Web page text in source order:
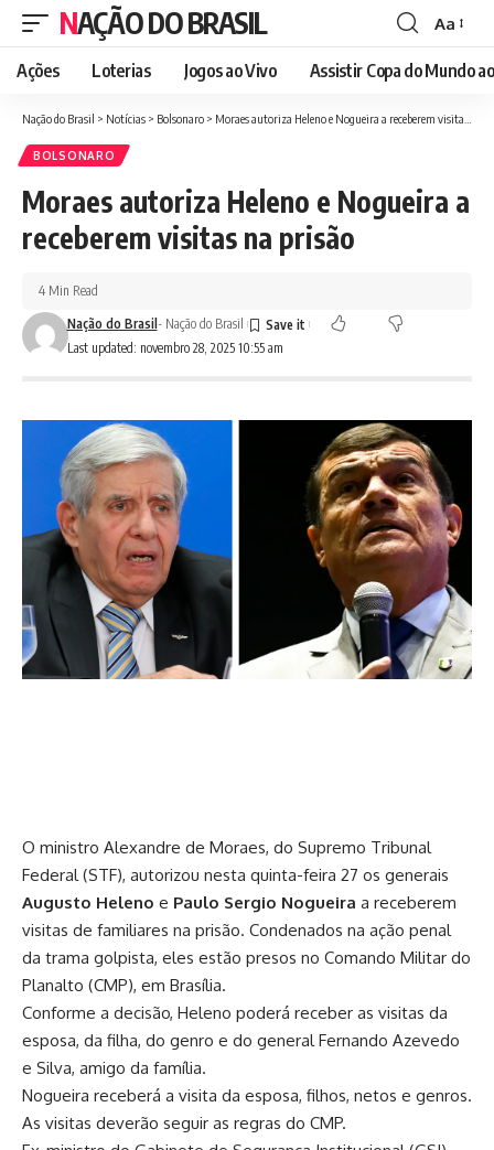
NAÇÃO DO BRASIL
Font
Resizer
Aa
Ações Loterias Jogos ao Vivo Assistir Copa do Mundo
Nação do Brasil > Notícias > Bolsonaro > Moraes autoriza Heleno e Nogueira a receberem visitas na prisão
BOLSONARO
Moraes autoriza Heleno e Nogueira a
receberem visitas na prisão
Last updated: novembro 28, 2025 10:55 am
Nação do Brasil- Nação do Brasil
4 Min Read
O ministro Alexandre de Moraes, do Supremo Tribunal
Federal (STF), autorizou nesta quinta-feira 27 os generais
Augusto Heleno e Paulo Sergio Nogueira a receberem
visitas de familiares na prisão. Condenados na ação penal
da trama golpista, eles estão presos no Comando Militar do
Planalto (CMP), em Brasília.
Conforme a decisão, Heleno poderá receber as visitas da
esposa, da filha, do genro e do general Fernando Azevedo
e Silva, amigo da família.
Nogueira receberá a visita da esposa, filhos, netos e genros.
As visitas deverão seguir as regras do CMP.